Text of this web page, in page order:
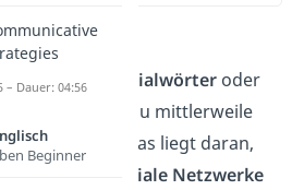
englische
Initialwörter oder
triffst du mittlerweile
häufiger. Das liegt daran,
soziale Netzwerke
– Dauer: 04:56
Beginner